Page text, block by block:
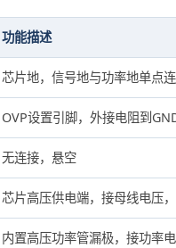
功能描述
芯片地，信号地与功率地单点
OVP设置引脚，外接电阻到
无连接，悬空
芯片高压供电端，接母线电压
内置高压功率管漏极，接功率